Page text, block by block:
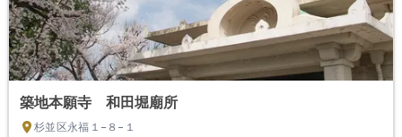
築地本願寺 和田堀廟所
杉並区永福１−８−１